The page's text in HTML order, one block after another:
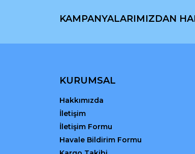
KAMPANYALARIMIZDAN
KURUMSAL
Hakkımızda
İletişim
İletişim Formu
Havale Bildirim Formu